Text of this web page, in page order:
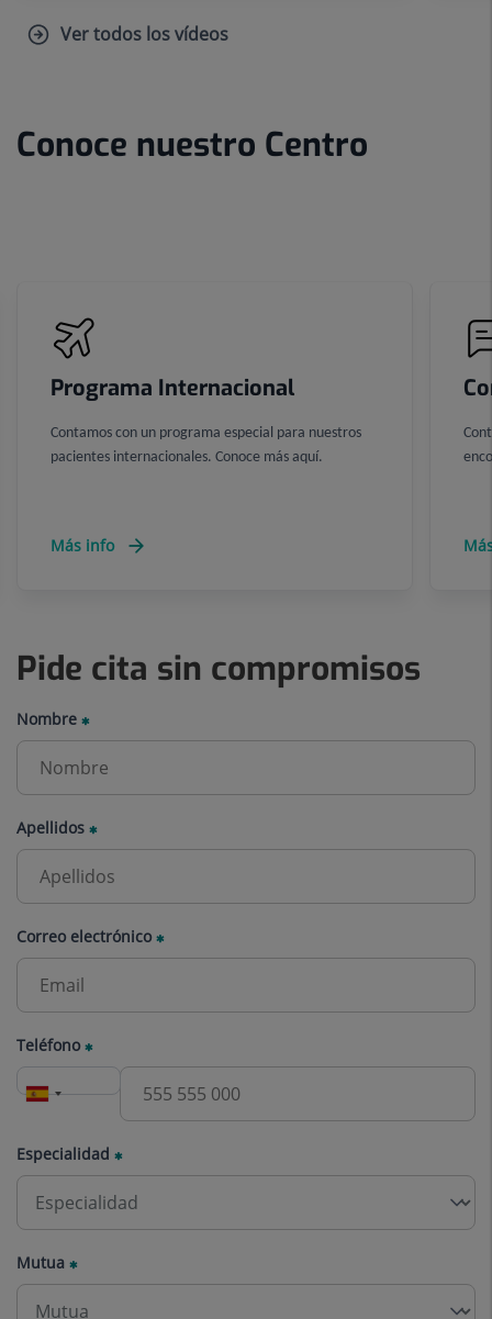
Ver todos los vídeos
Conoce nuestro Centro
diapositivas:
Programa Internacional
Contamos con un programa especial para nuestros
pacientes internacionales. Conoce más aquí.
Más info
Pide cita sin compromisos
Nombre
Apellidos
Correo electrónico
Teléfono
Especialidad
Mutua